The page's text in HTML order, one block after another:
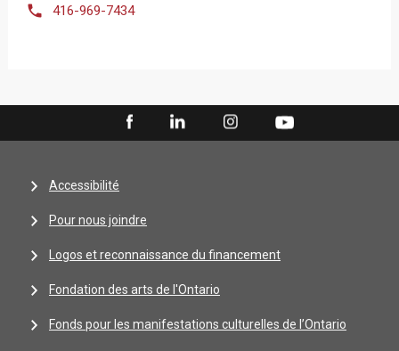
 416-969-7434
Accessibilité
Pour nous joindre
Logos et reconnaissance du financement
Fondation des arts de l'Ontario
Fonds pour les manifestations culturelles de l’Ontario